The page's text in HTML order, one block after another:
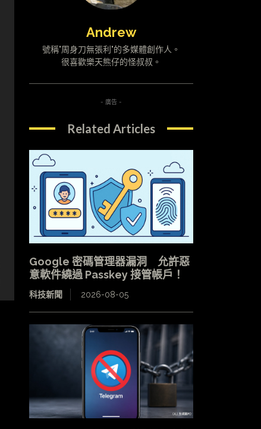
Andrew
號稱"周身刀無張利"的多媒體創作人。
很喜歡樂天熊仔的怪叔叔。
- 廣告 -
Related Articles
Google 密碼管理器漏洞 允許惡
意軟件繞過 Passkey 接管帳戶！
科技新聞 2026-08-05